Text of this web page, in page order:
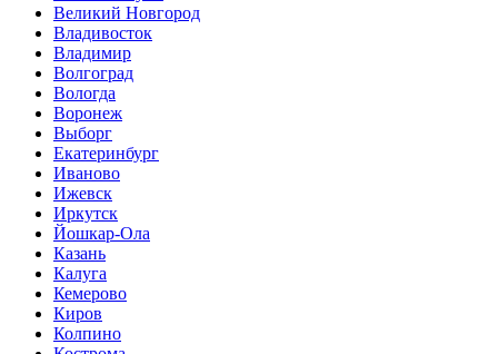
Великий Новгород
Владивосток
Владимир
Волгоград
Вологда
Воронеж
Выборг
Екатеринбург
Иваново
Ижевск
Иркутск
Йошкар-Ола
Казань
Калуга
Кемерово
Киров
Колпино